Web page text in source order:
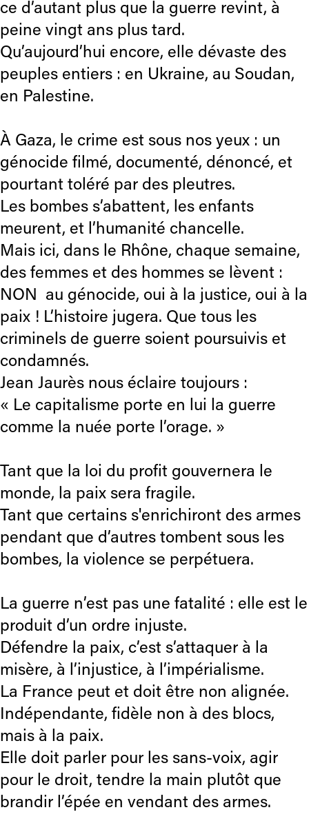
ce d’autant plus que la guerre revint, à
peine vingt ans plus tard.
Qu’aujourd’hui encore, elle dévaste des
peuples entiers : en Ukraine, au Soudan,
en Palestine.
À Gaza, le crime est sous nos yeux : un
génocide filmé, documenté, dénoncé, et
pourtant toléré par des pleutres.
Les bombes s’abattent, les enfants
meurent, et l’humanité chancelle.
Mais ici, dans le Rhône, chaque semaine,
des femmes et des hommes se lèvent :
NON au génocide, oui à la justice, oui à la
paix ! L’histoire jugera. Que tous les
criminels de guerre soient poursuivis et
condamnés.
Jean Jaurès nous éclaire toujours :
« Le capitalisme porte en lui la guerre
comme la nuée porte l’orage. »
Tant que la loi du profit gouvernera le
monde, la paix sera fragile.
Tant que certains s'enrichiront des armes
pendant que d’autres tombent sous les
bombes, la violence se perpétuera.
La guerre n’est pas une fatalité : elle est le
produit d’un ordre injuste.
Défendre la paix, c’est s’attaquer à la
misère, à l’injustice, à l’impérialisme.
La France peut et doit être non alignée.
Indépendante, fidèle non à des blocs,
mais à la paix.
Elle doit parler pour les sans-voix, agir
pour le droit, tendre la main plutôt que
brandir l’épée en vendant des armes.